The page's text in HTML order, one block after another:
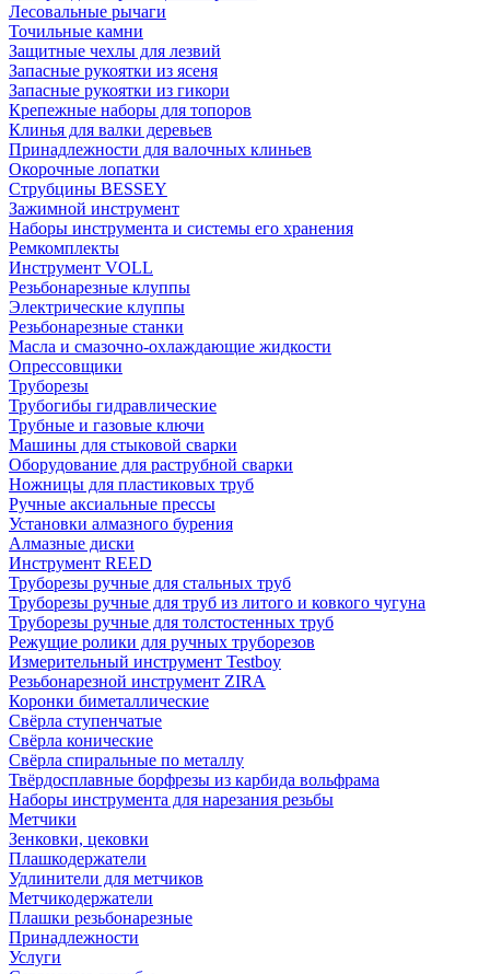
Лесовальные рычаги
Точильные камни
Защитные чехлы для лезвий
Запасные рукоятки из ясеня
Запасные рукоятки из гикори
Крепежные наборы для топоров
Клинья для валки деревьев
Принадлежности для валочных клиньев
Окорочные лопатки
Струбцины BESSEY
Зажимной инструмент
Наборы инструмента и системы его хранения
Ремкомплекты
Инструмент VOLL
Резьбонарезные клуппы
Электрические клуппы
Резьбонарезные станки
Масла и смазочно-охлаждающие жидкости
Опрессовщики
Труборезы
Трубогибы гидравлические
Трубные и газовые ключи
Машины для стыковой сварки
Оборудование для раструбной сварки
Ножницы для пластиковых труб
Ручные аксиальные прессы
Установки алмазного бурения
Алмазные диски
Инструмент REED
Труборезы ручные для стальных труб
Труборезы ручные для труб из литого и ковкого чугуна
Труборезы ручные для толстостенных труб
Режущие ролики для ручных труборезов
Измерительный инструмент Testboy
Резьбонарезной инструмент ZIRA
Коронки биметаллические
Свёрла ступенчатые
Свёрла конические
Свёрла спиральные по металлу
Твёрдосплавные борфрезы из карбида вольфрама
Наборы инструмента для нарезания резьбы
Метчики
Зенковки, цековки
Плашкодержатели
Удлинители для метчиков
Метчикодержатели
Плашки резьбонарезные
Принадлежности
Услуги